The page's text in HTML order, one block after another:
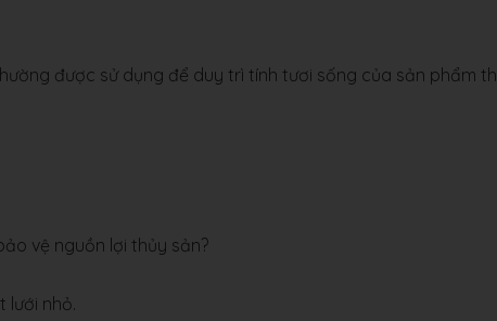
được sử dụng để duy trì tính tươi sống của sản phẩm
vệ nguồn lợi thủy sản?
lưới nhỏ.